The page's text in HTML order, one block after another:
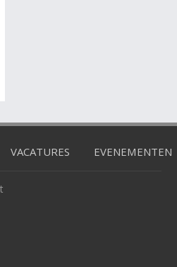
VACATURES EVENEMENTEN